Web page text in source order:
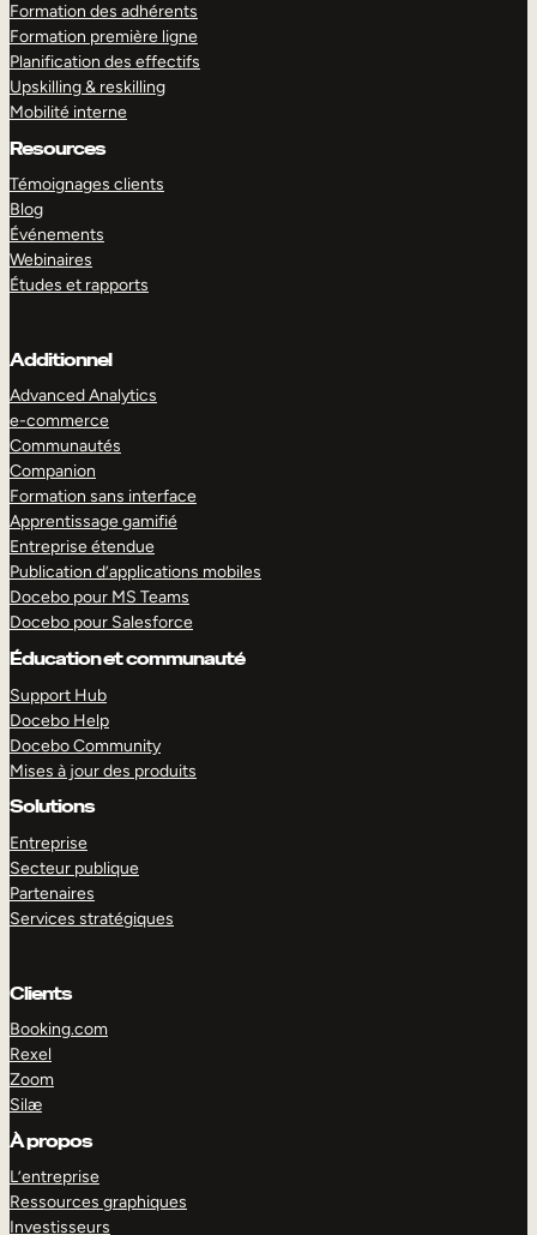
Formation des adhérents
Formation première ligne
Planification des effectifs
Upskilling & reskilling
Mobilité interne
Resources
Témoignages clients
Blog
Événements
Webinaires
Études et rapports
Additionnel
Advanced Analytics
e-commerce
Communautés
Companion
Formation sans interface
Apprentissage gamifié
Entreprise étendue
Publication d’applications mobiles
Docebo pour MS Teams
Docebo pour Salesforce
Éducation et communauté
Support Hub
Docebo Help
Docebo Community
Mises à jour des produits
Solutions
Entreprise
Secteur publique
Partenaires
Services stratégiques
Clients
Booking.com
Rexel
Zoom
Silæ
À propos
L’entreprise
Ressources graphiques
Investisseurs